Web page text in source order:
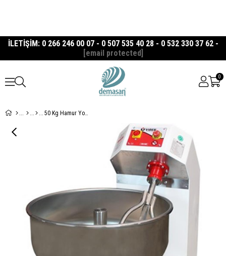
İLETİŞİM: 0 266 246 00 07 - 0 507 535 40 28 - 0 532 330 37 62 -
[email protected]
0
50 Kg Hamur Yoğurma Makinası